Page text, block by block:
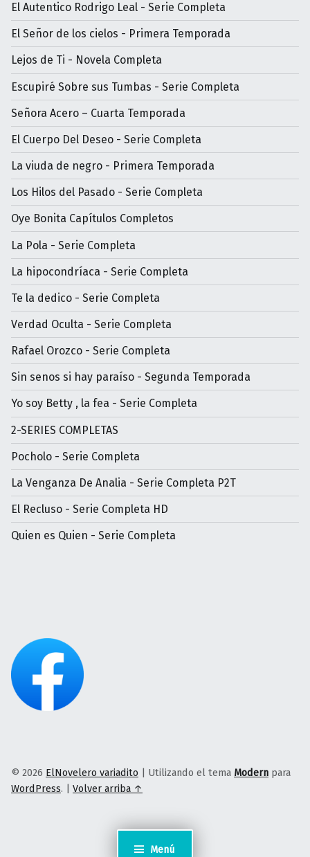
Menú
El Autentico Rodrigo Leal - Serie Completa
El Señor de los cielos - Primera Temporada
Lejos de Ti - Novela Completa
Escupiré Sobre sus Tumbas - Serie Completa
Señora Acero – Cuarta Temporada
El Cuerpo Del Deseo - Serie Completa
La viuda de negro - Primera Temporada
Los Hilos del Pasado - Serie Completa
Oye Bonita Capítulos Completos
La Pola - Serie Completa
La hipocondríaca - Serie Completa
Te la dedico - Serie Completa
Verdad Oculta - Serie Completa
Rafael Orozco - Serie Completa
Sin senos si hay paraíso - Segunda Temporada
Yo soy Betty , la fea - Serie Completa
2-SERIES COMPLETAS
Pocholo - Serie Completa
La Venganza De Analia - Serie Completa P2T
El Recluso - Serie Completa HD
Quien es Quien - Serie Completa
© 2026 ElNovelero variadito | Utilizando el tema Modern para
WordPress. | Volver arriba ↑